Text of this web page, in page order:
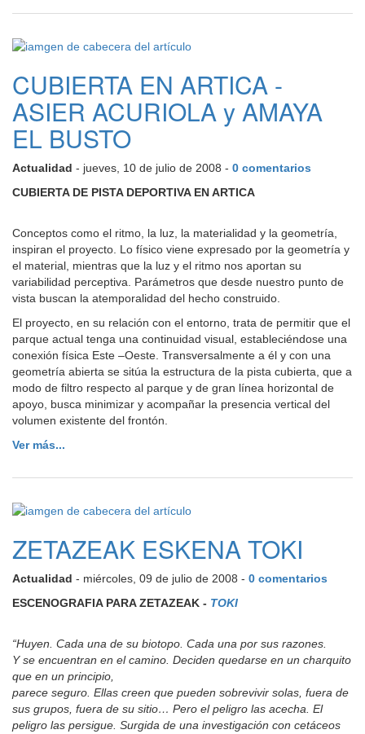
CUBIERTA EN ARTICA -
ASIER ACURIOLA y AMAYA
EL BUSTO
Actualidad - jueves, 10 de julio de 2008 - 0 comentarios
CUBIERTA DE PISTA DEPORTIVA EN ARTICA
Conceptos como el ritmo, la luz, la materialidad y la geometría,
inspiran el proyecto. Lo físico viene expresado por la geometría y
el material, mientras que la luz y el ritmo nos aportan su
variabilidad perceptiva. Parámetros que desde nuestro punto de
vista buscan la atemporalidad del hecho construido.
El proyecto, en su relación con el entorno, trata de permitir que el
parque actual tenga una continuidad visual, estableciéndose una
conexión física Este –Oeste. Transversalmente a él y con una
geometría abierta se sitúa la estructura de la pista cubierta, que a
modo de filtro respecto al parque y de gran línea horizontal de
apoyo, busca minimizar y acompañar la presencia vertical del
volumen existente del frontón.
Ver más...
ZETAZEAK ESKENA TOKI
Actualidad - miércoles, 09 de julio de 2008 - 0 comentarios
ESCENOGRAFIA PARA ZETAZEAK - TOKI
“Huyen. Cada una de su biotopo. Cada una por sus razones.
Y se encuentran en el camino. Deciden quedarse en un charquito
que en un principio,
parece seguro. Ellas creen que pueden sobrevivir solas, fuera de
sus grupos, fuera de su sitio… Pero el peligro las acecha. El
peligro las persigue. Surgida de una investigación con cetáceos